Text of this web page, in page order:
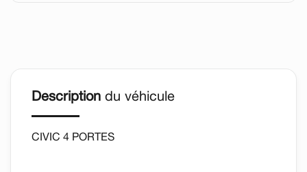
Description du véhicule
CIVIC 4 PORTES